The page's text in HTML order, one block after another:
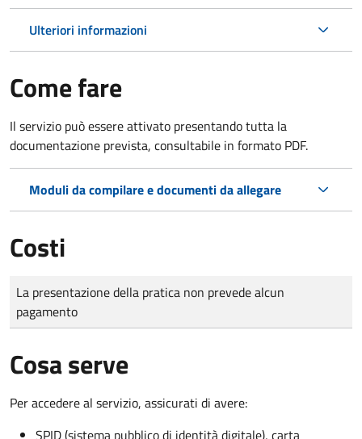
Ulteriori informazioni
Come fare
Il servizio può essere attivato presentando tutta la
documentazione prevista, consultabile in formato PDF.
Moduli da compilare e documenti da allegare
Costi
Tipo di pagamento
Importo
La presentazione della pratica non prevede alcun
pagamento
Cosa serve
Per accedere al servizio, assicurati di avere: